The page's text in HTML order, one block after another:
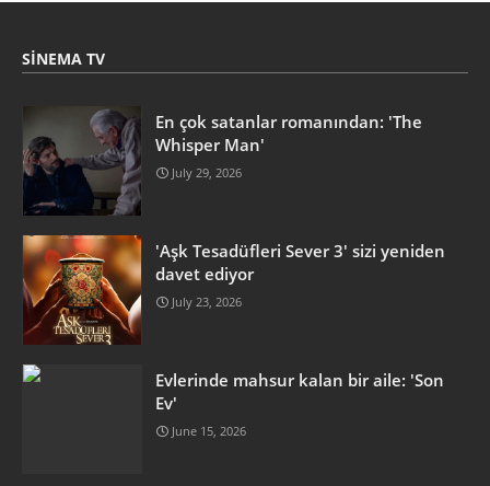
SINEMA TV
En çok satanlar romanından: 'The
Whisper Man'
July 29, 2026
'Aşk Tesadüfleri Sever 3' sizi yeniden
davet ediyor
July 23, 2026
Evlerinde mahsur kalan bir aile: 'Son
Ev'
June 15, 2026